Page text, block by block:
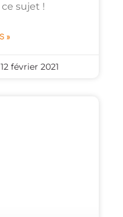
sujet !
»
12 février 2021